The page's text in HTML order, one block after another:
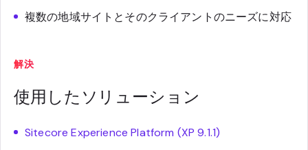
複数の地域サイトとそのクライアントのニーズに対応
解決
使用したソリューション
Sitecore Experience Platform (XP 9.1.1)